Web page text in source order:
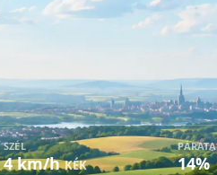
SZÉL
4 km/hKÉK 14%